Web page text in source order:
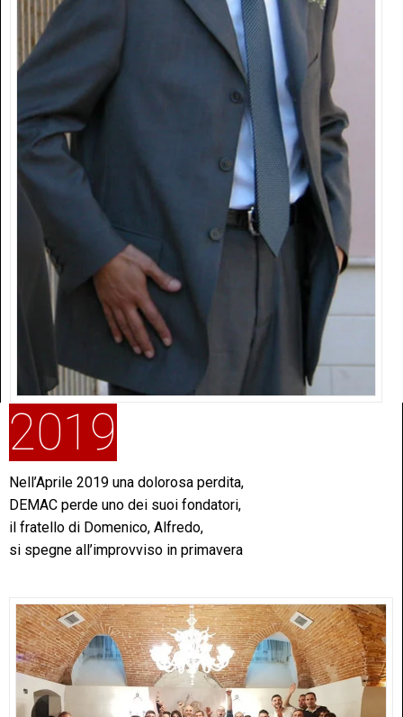
2019
Nell’Aprile 2019 una dolorosa perdita,
DEMAC perde uno dei suoi fondatori,
il fratello di Domenico, Alfredo,
si spegne all’improvviso in primavera